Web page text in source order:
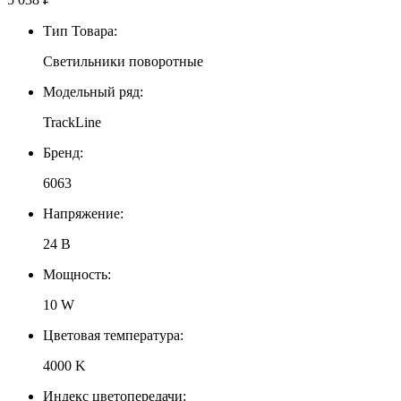
Тип Товара:
Светильники поворотные
Модельный ряд:
TrackLine
Бренд:
6063
Напряжение:
24 В
Мощность:
10 W
Цветовая температура:
4000 K
Индекс цветопередачи: